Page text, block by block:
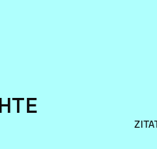
ZITAT